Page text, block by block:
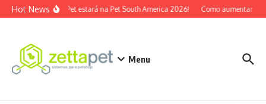
Ir para o conteúdo
Hot NewsO ZettaPet estará na Pet South America 2026! Como aumentar
Menu